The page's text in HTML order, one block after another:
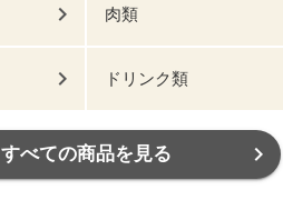
肉類
ドリンク類
すべての商品を見る